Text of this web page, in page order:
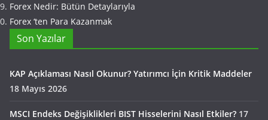
Forex Nedir: Bütün Detaylarıyla
Forex ‘ten Para Kazanmak
Son Yazılar
KAP Açıklaması Nasıl Okunur? Yatırımcı İçin Kritik Maddeler
18 Mayıs 2026
MSCI Endeks Değişiklikleri BIST Hisselerini Nasıl Etkiler? 17